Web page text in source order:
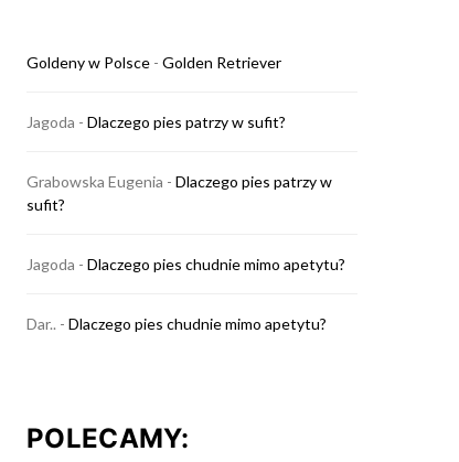
Goldeny w Polsce - Golden Retriever
Jagoda - Dlaczego pies patrzy w sufit?
Grabowska Eugenia - Dlaczego pies patrzy w
sufit?
Jagoda - Dlaczego pies chudnie mimo apetytu?
Dar.. - Dlaczego pies chudnie mimo apetytu?
POLECAMY: